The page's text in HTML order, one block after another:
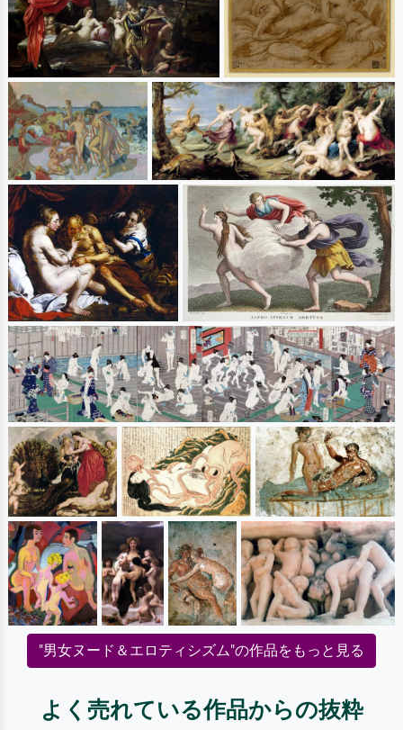
"男女ヌード＆エロティシズム"の作品をもっと見る
よく売れている作品からの抜粋